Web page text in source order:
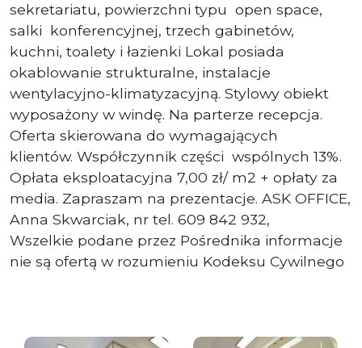
sekretariatu, powierzchni typu open space,
salki konferencyjnej, trzech gabinetów,
kuchni, toalety i łazienki Lokal posiada
okablowanie strukturalne, instalacje
wentylacyjno-klimatyzacyjną. Stylowy obiekt
wyposażony w windę. Na parterze recepcja.
Oferta skierowana do wymagających
klientów. Współczynnik części wspólnych 13%.
Opłata eksploatacyjna 7,00 zł/ m2 + opłaty za
media. Zapraszam na prezentacje. ASK OFFICE,
Anna Skwarciak, nr tel. 609 842 932,
Wszelkie podane przez Pośrednika informacje
nie są ofertą w rozumieniu Kodeksu Cywilnego